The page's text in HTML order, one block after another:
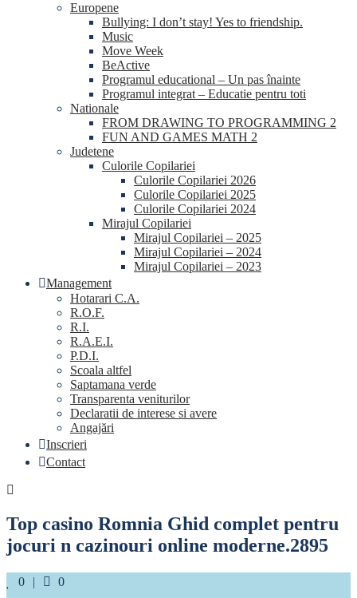
Europene
Bullying: I don’t stay! Yes to friendship.
Music
Move Week
BeActive
Programul educational – Un pas înainte
Programul integrat – Educatie pentru toti
Nationale
FROM DRAWING TO PROGRAMMING 2
FUN AND GAMES MATH 2
Judetene
Culorile Copilariei
Culorile Copilariei 2026
Culorile Copilariei 2025
Culorile Copilariei 2024
Mirajul Copilariei
Mirajul Copilariei – 2025
Mirajul Copilariei – 2024
Mirajul Copilariei – 2023
Management
Hotarari C.A.
R.O.F.
R.I.
R.A.E.I.
P.D.I.
Scoala altfel
Saptamana verde
Transparenta veniturilor
Declaratii de interese si avere
Angajări
Inscrieri
Contact
Top casino Romnia Ghid complet pentru
jocuri n cazinouri online moderne.2895
Likes
0 Comments
0